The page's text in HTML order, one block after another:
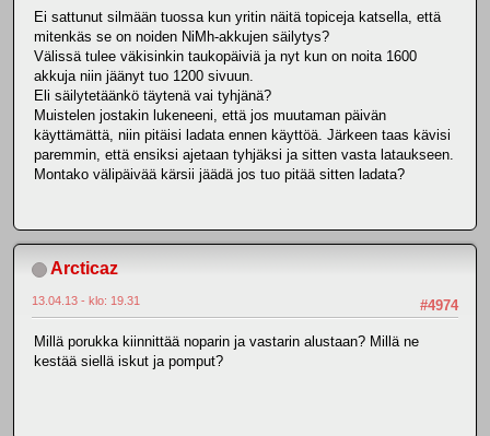
Ei sattunut silmään tuossa kun yritin näitä topiceja katsella, että
mitenkäs se on noiden NiMh-akkujen säilytys?
Välissä tulee väkisinkin taukopäiviä ja nyt kun on noita 1600
akkuja niin jäänyt tuo 1200 sivuun.
Eli säilytetäänkö täytenä vai tyhjänä?
Muistelen jostakin lukeneeni, että jos muutaman päivän
käyttämättä, niin pitäisi ladata ennen käyttöä. Järkeen taas kävisi
paremmin, että ensiksi ajetaan tyhjäksi ja sitten vasta lataukseen.
Montako välipäivää kärsii jäädä jos tuo pitää sitten ladata?
Arcticaz
#4974
13.04.13 - klo: 19.31
Millä porukka kiinnittää noparin ja vastarin alustaan? Millä ne
kestää siellä iskut ja pomput?